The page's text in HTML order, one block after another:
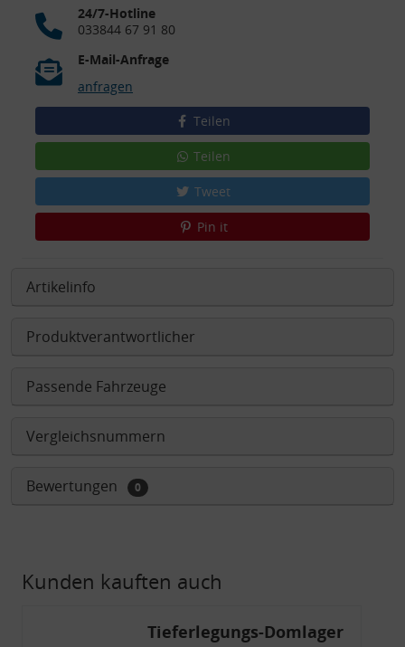
24/7-Hotline
033844 67 91 80
E-Mail-Anfrage
anfragen
Teilen
Teilen
Tweet
Pin it
Artikelinfo
Produktverantwortlicher
Passende Fahrzeuge
Vergleichsnummern
Bewertungen 0
Kunden kauften auch
Tieferlegungs-Domlager